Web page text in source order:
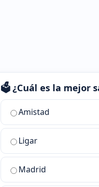
🗳️ ¿Cuál es la mejor
¿Cuál
la
mejor
sala
chat
Amistad
Ligar
Madrid